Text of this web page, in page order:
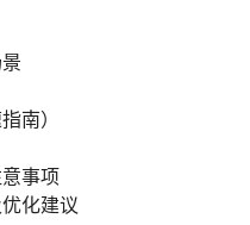
南）
事项
化建议